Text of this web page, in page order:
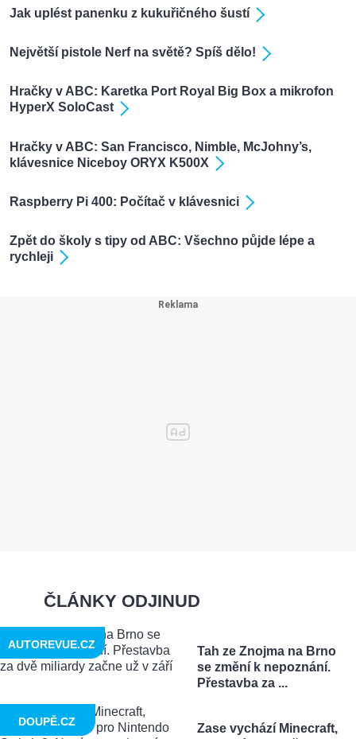
Jak uplést panenku z kukuřičného šustí
Největší pistole Nerf na světě? Spíš dělo!
Hračky v ABC: Karetka Port Royal Big Box a mikrofon
HyperX SoloCast
Hračky v ABC: San Francisco, Nimble, McJohny’s,
klávesnice Niceboy ORYX K500X
Raspberry Pi 400: Počítač v klávesnici
Zpět do školy s tipy od ABC: Všechno půjde lépe a
rychleji
ČLÁNKY ODJINUD
Tah ze Znojma na Brno
se změní k nepoznání.
Přestavba za ...
AUTOREVUE.CZ
Zase vychází Minecraft,
DOUPĚ.CZ